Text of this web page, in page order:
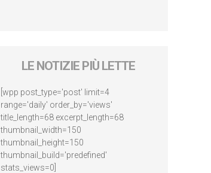
LE NOTIZIE PIÙ LETTE
[wpp post_type='post' limit=4
range='daily' order_by='views'
title_length=68 excerpt_length=68
thumbnail_width=150
thumbnail_height=150
thumbnail_build='predefined'
stats_views=0]